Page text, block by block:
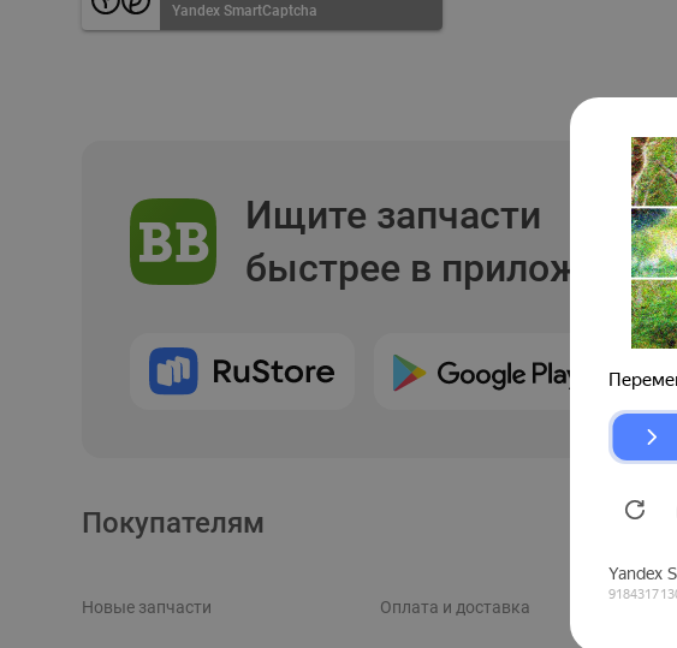
Yandex SmartCaptcha
Ищите запчасти
быстрее в приложении
Покупателям
Новые запчасти Оплата и доставка